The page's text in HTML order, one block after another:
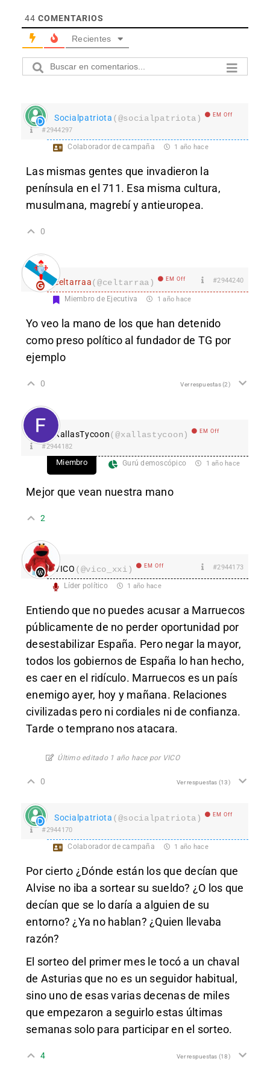
44 COMENTARIOS
Recientes
Socialpatriota (@socialpatriota) EM Off
#2944297
Colaborador de campaña 1 año hace
Las mismas gentes que invadieron la
península en el 711. Esa misma cultura,
musulmana, magrebí y antieuropea.
0
celtarraa(@celtarraa) EM Off #2944240
Miembro de Ejecutiva 1 año hace
Yo veo la mano de los que han detenido
como preso político al fundador de TG por
ejemplo
0 Ver respuestas(2)
XallasTycoon(@xallastycoon) EM Off
#2944182
Miembro Gurú demoscópico 1 año hace
Mejor que vean nuestra mano
2
VICO (@vico_xxi) EM Off #2944173
Líder político 1 año hace
Entiendo que no puedes acusar a Marruecos
públicamente de no perder oportunidad por
desestabilizar España. Pero negar la mayor,
todos los gobiernos de España lo han hecho,
es caer en el ridículo. Marruecos es un país
enemigo ayer, hoy y mañana. Relaciones
civilizadas pero ni cordiales ni de confianza.
Tarde o temprano nos atacara.
Último editado 1 año hace por VICO
0 Ver respuestas (13)
Socialpatriota (@socialpatriota) EM Off
#2944170
Colaborador de campaña 1 año hace
Por cierto ¿Dónde están los que decían que
Alvise no iba a sortear su sueldo? ¿O los que
decían que se lo daría a alguien de su
entorno? ¿Ya no hablan? ¿Quien llevaba
razón?
El sorteo del primer mes le tocó a un chaval
de Asturias que no es un seguidor habitual,
sino uno de esas varias decenas de miles
que empezaron a seguirlo estas últimas
semanas solo para participar en el sorteo.
4 Ver respuestas (18)